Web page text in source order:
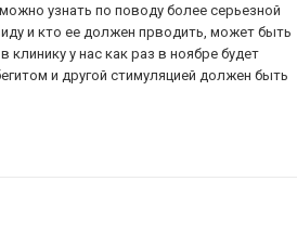
узнать по поводу более серьезной
и кто ее должен прводить, может быть
клинику у нас как раз в ноябре будет
и другой стимуляцией должен быть